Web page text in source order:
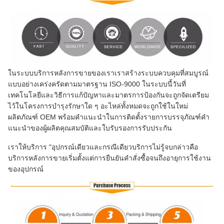
ในระบบบริการหลังการขายของเราเราสร้างระบบควบคุมที่สมบูรณ์
แบบอย่างเคร่งครัดตามมาตรฐาน ISO-9000 ในระบบนี้วันที่
เทคโนโลยีและวิธีการแก้ปัญหาและมาตรการป้องกันจะถูกจัดเตรียม
ไว้ในโครงการบำรุงรักษาใด ๆ อะไหล่ทั้งหมดจะถูกใช้ในใหม่
ผลิตภัณฑ์ OEM พร้อมคำแนะนำในการติดตั้งรายการบรรจุภัณฑ์คำ
แนะนำของผู้ผลิตคุณสมบัติและใบรับรองการรับประกัน
เราให้บริการ "อุปกรณ์เดียวและกรณีเดียวบริการไม่รู้จบกล่าวคือ
บริการหลังการขายเริ่มตั้งแต่การยืนยันคำสั่งซื้อจนถึงอายุการใช้งาน
ของอุปกรณ์